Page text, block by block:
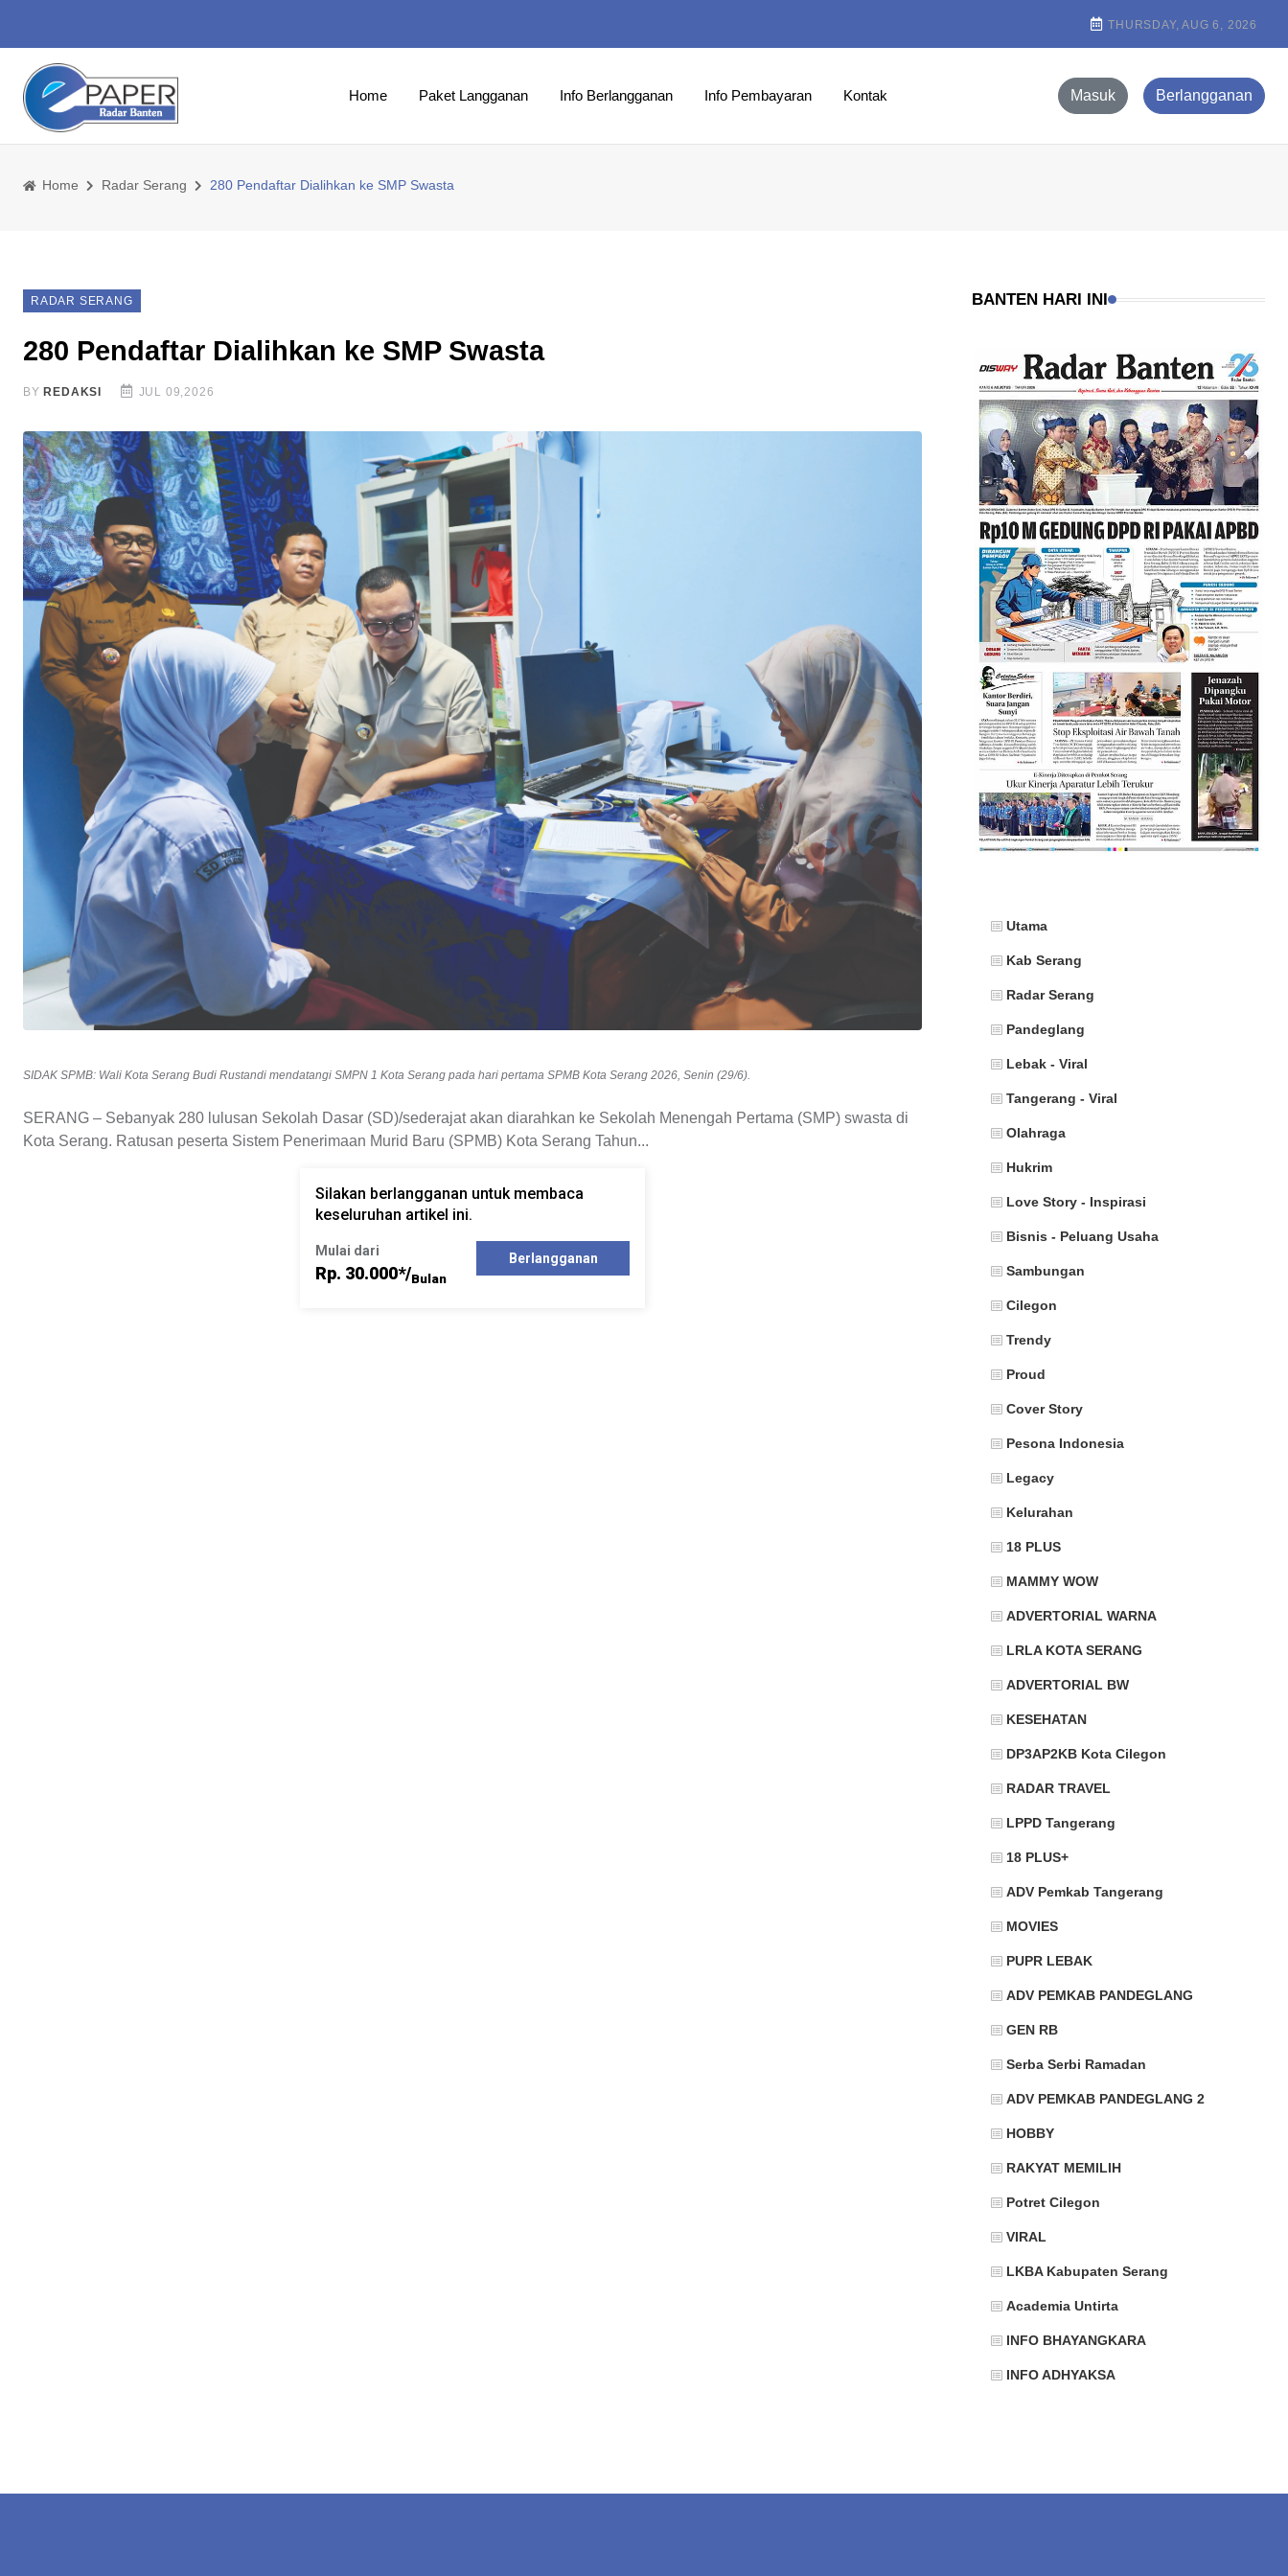
THURSDAY, AUG 6, 2026
Home Paket Langganan Info Berlangganan Info Pembayaran Kontak Masuk Berlangganan
Home Radar Serang 280 Pendaftar Dialihkan ke SMP Swasta
RADAR SERANG
280 Pendaftar Dialihkan ke SMP Swasta
BY REDAKSI JUL 09,2026
SIDAK SPMB: Wali Kota Serang Budi Rustandi mendatangi SMPN 1 Kota Serang pada hari pertama SPMB Kota Serang 2026, Senin (29/6).
SERANG – Sebanyak 280 lulusan Sekolah Dasar (SD)/sederajat akan diarahkan ke Sekolah Menengah Pertama (SMP) swasta di
Kota Serang. Ratusan peserta Sistem Pe­nerimaan Murid Baru (SPMB) Kota Serang Tahun...
Silakan berlangganan untuk membaca
keseluruhan artikel ini.
Mulai dari
Rp. 30.000*/Bulan
Berlangganan
BANTEN HARI INI
Utama
Kab Serang
Radar Serang
Pandeglang
Lebak - Viral
Tangerang - Viral
Olahraga
Hukrim
Love Story - Inspirasi
Bisnis - Peluang Usaha
Sambungan
Cilegon
Trendy
Proud
Cover Story
Pesona Indonesia
Legacy
Kelurahan
18 PLUS
MAMMY WOW
ADVERTORIAL WARNA
LRLA KOTA SERANG
ADVERTORIAL BW
KESEHATAN
DP3AP2KB Kota Cilegon
RADAR TRAVEL
LPPD Tangerang
18 PLUS+
ADV Pemkab Tangerang
MOVIES
PUPR LEBAK
ADV PEMKAB PANDEGLANG
GEN RB
Serba Serbi Ramadan
ADV PEMKAB PANDEGLANG 2
HOBBY
RAKYAT MEMILIH
Potret Cilegon
VIRAL
LKBA Kabupaten Serang
Academia Untirta
INFO BHAYANGKARA
INFO ADHYAKSA